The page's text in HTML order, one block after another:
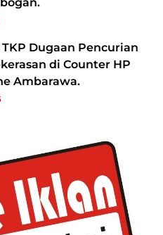
Dugaan Pencurian
di Counter HP
Ambarawa.